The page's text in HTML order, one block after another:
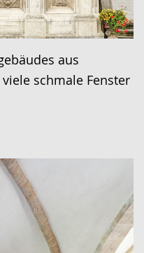
aus
schmale Fenster